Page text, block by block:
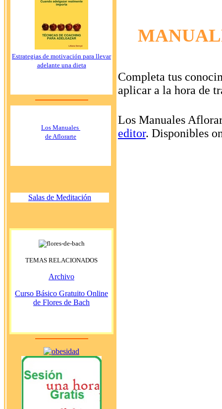
Estrategias de motivación para llevar
adelante una dieta
Los Manuales
de Aflorarte
Salas de Meditación
TEMAS RELACIONADOS
Archivo
Curso Básico Gratuito Online
de Flores de Bach
Completa tus
aplicar a la hora de
Los Manuales
editor. Disponibles